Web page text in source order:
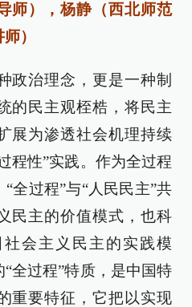
师），杨静（西北师范
）
政治理念，更是一种制
的民主观桎梏，将民主
展为渗透社会机理持续
程性”实践。作为全过程
全过程”与“人民民主”共
民主的价值模式，也科
会主义民主的实践模
全过程”特质，是中国特
重要特征，它把以实现